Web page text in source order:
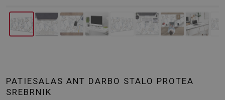
PATIESALAS ANT DARBO STALO PROTEA
SREBRNIK